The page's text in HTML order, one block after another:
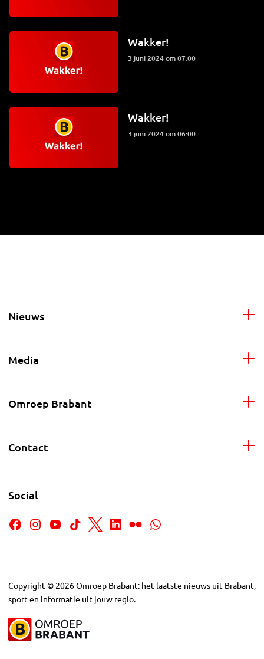
Wakker!
3 juni 2024 om 07:00
Wakker!
3 juni 2024 om 06:00
Nieuws
Media
Omroep Brabant
Contact
Social
Copyright © 2026Omroep Brabant: het laatste nieuws uit Brabant,
sport en informatie uit jouw regio.